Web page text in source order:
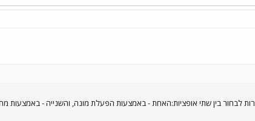
בין שתי אופציות:האחת - באמצעות הפעלת מונה, והשנייה - באמצעות